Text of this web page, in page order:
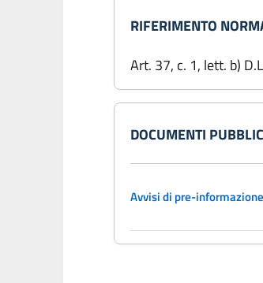
RIFERIMENTO
Art. 37, c. 1, lett. b)
DOCUMENTI
Avvisi di pre-